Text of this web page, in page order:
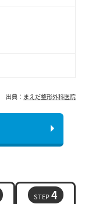
出典： まえだ整形外科医院
STEP 4